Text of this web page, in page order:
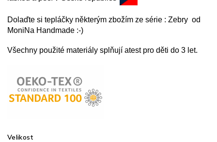
Velikost
Dolaďte si tepláčky některým zbožím ze série : Zebry od
MoniNa Handmade :-)
Všechny použité materiály splňují atest pro děti do 3 let.